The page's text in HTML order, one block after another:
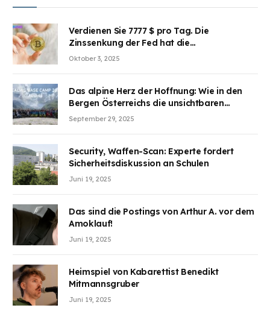
Verdienen Sie 7777 $ pro Tag. Die
Zinssenkung der Fed hat die
Aufmerksamkeit des Marktes erregt.
Oktober 3, 2025
Das alpine Herz der Hoffnung: Wie in den
Bergen Österreichs die unsichtbaren
Wunden des Kriegesheilen
September 29, 2025
Security, Waffen-Scan: Experte fordert
Sicherheitsdiskussion an Schulen
Juni 19, 2025
Das sind die Postings von Arthur A. vor dem
Amoklauf!
Juni 19, 2025
Heimspiel von Kabarettist Benedikt
Mitmannsgruber
Juni 19, 2025